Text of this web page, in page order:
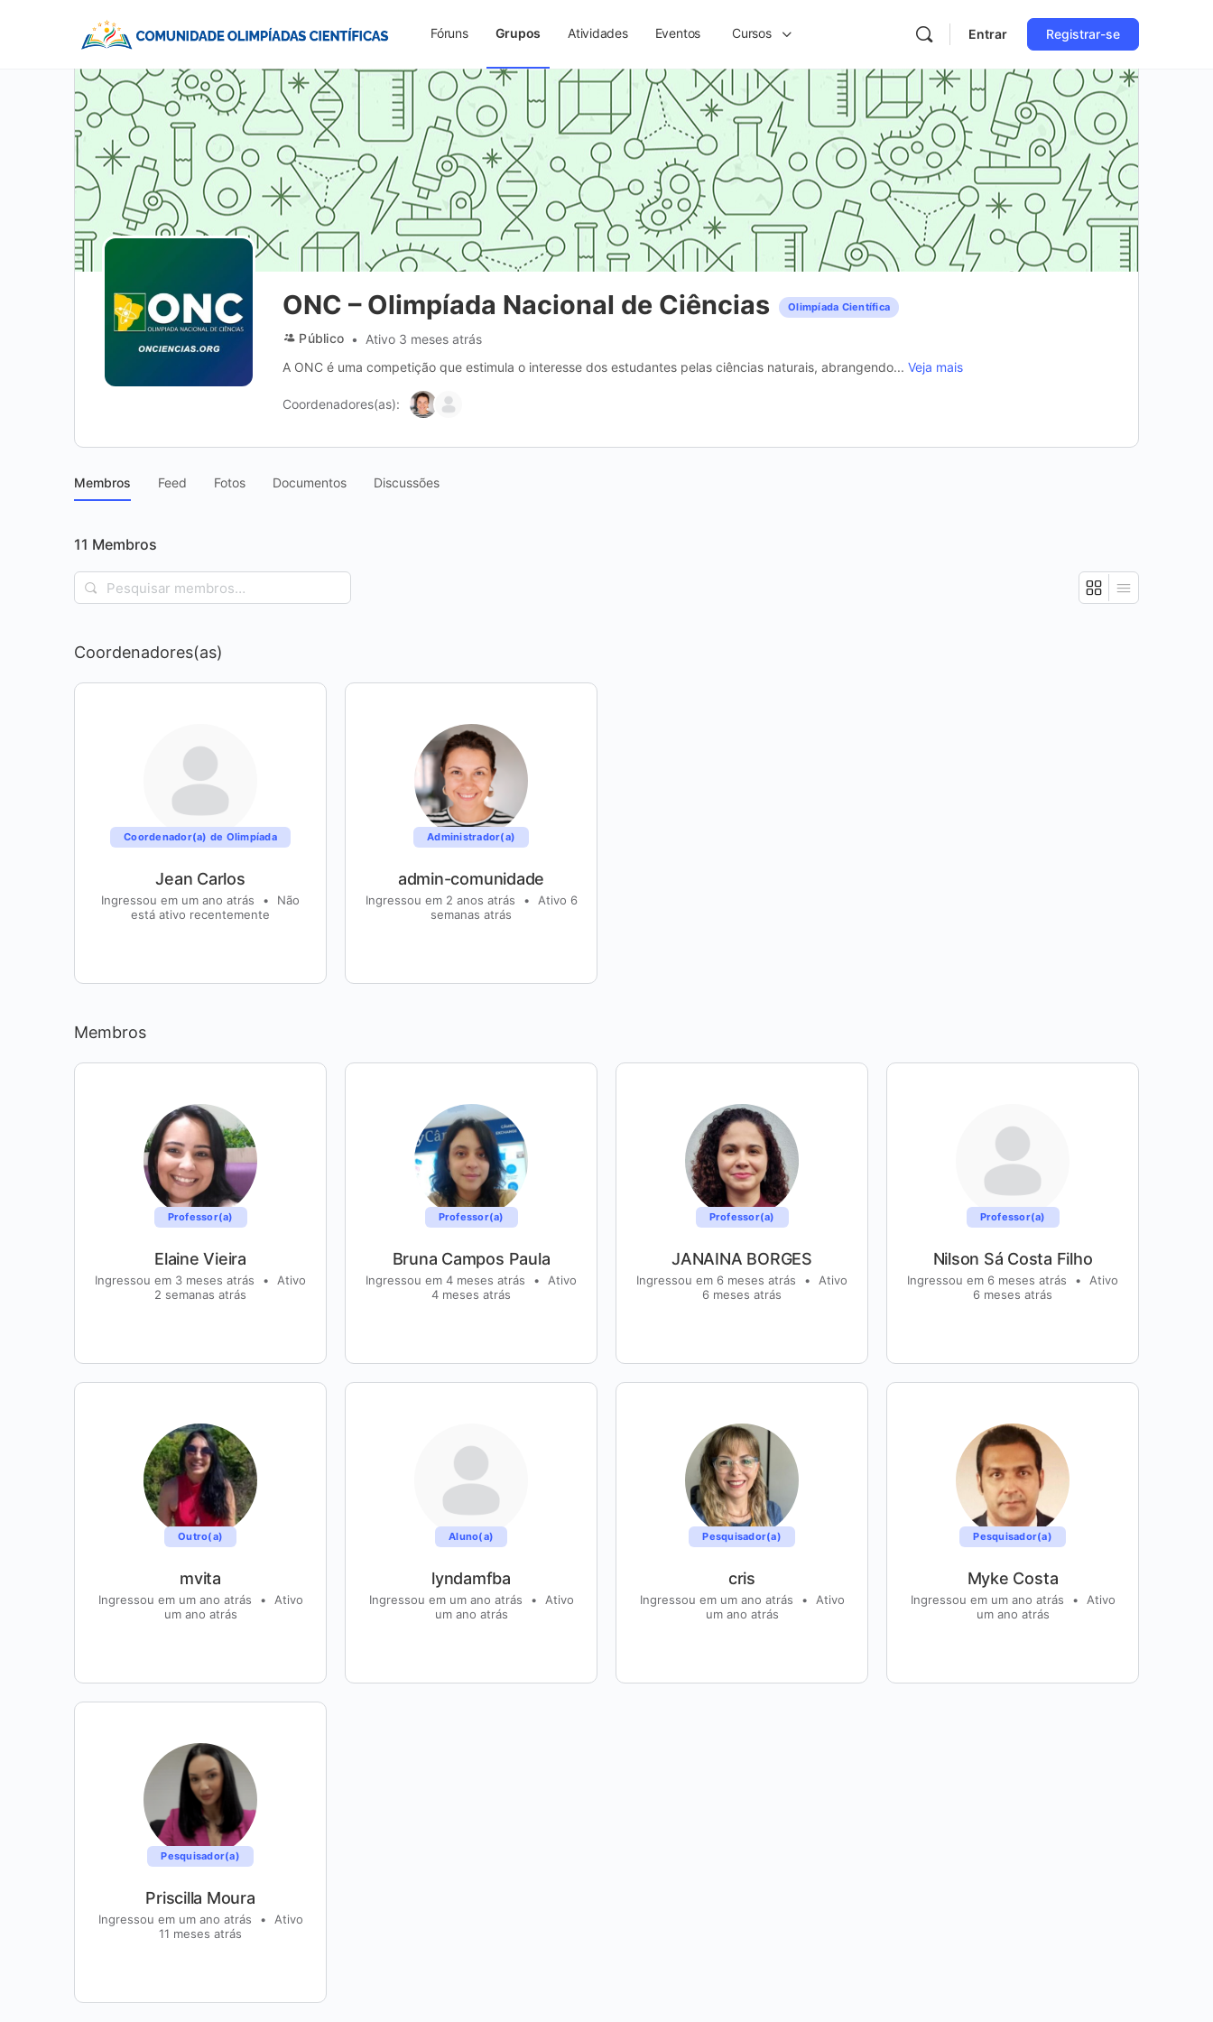
Fóruns Grupos Atividades Eventos Cursos Entrar Registrar-se
ONC – Olimpíada Nacional de Ciências Olimpíada Científica
Público
Ativo 3 meses atrás
A ONC é uma competição que estimula o interesse dos estudantes pelas ciências naturais, abrangendo... Veja mais
Coordenadores(as):
Membros Feed Fotos Documentos Discussões
11 Membros
Pesquisar
membros…
Coordenadores(as)
Coordenador(a) de Olimpíada
Jean Carlos
Ingressou em um ano atrás •
Não
está ativo recentemente
Administrador(a)
admin-comunidade
Ingressou em 2 anos atrás •
Ativo 6
semanas atrás
Membros
Professor(a)
Elaine Vieira
Ingressou em 3 meses atrás •
Ativo
2 semanas atrás
Professor(a)
Bruna Campos Paula
Ingressou em 4 meses atrás •
Ativo
4 meses atrás
Professor(a)
JANAINA BORGES
Ingressou em 6 meses atrás •
Ativo
6 meses atrás
Professor(a)
Nilson Sá Costa Filho
Ingressou em 6 meses atrás •
Ativo
6 meses atrás
Outro(a)
mvita
Ingressou em um ano atrás •
Ativo
um ano atrás
Aluno(a)
lyndamfba
Ingressou em um ano atrás •
Ativo
um ano atrás
Pesquisador(a)
cris
Ingressou em um ano atrás •
Ativo
um ano atrás
Pesquisador(a)
Myke Costa
Ingressou em um ano atrás •
Ativo
um ano atrás
Pesquisador(a)
Priscilla Moura
Ingressou em um ano atrás •
Ativo
11 meses atrás